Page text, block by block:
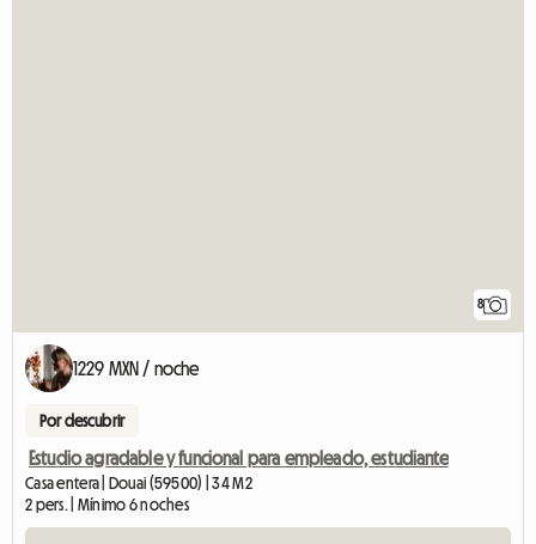
8
1229 MXN / noche
Por descubrir
Estudio agradable y funcional para empleado, estudiante
Casa entera | Douai (59500) | 34 M2
2 pers. | Mínimo 6 noches